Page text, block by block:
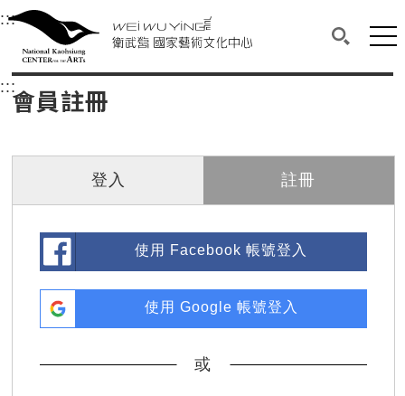
衛武營國家藝術文化中心
中央內容區塊，為本頁主要內容區。
:::選單連結區塊，此區塊列有本網站主要連結。
衛武營國家藝術文化中心
搜尋(開
網
::: 中央內容區塊，為本頁主要內容區。
會員註冊
登入 註冊
使用 Facebook 帳號登入
使用 Google 帳號登入
或